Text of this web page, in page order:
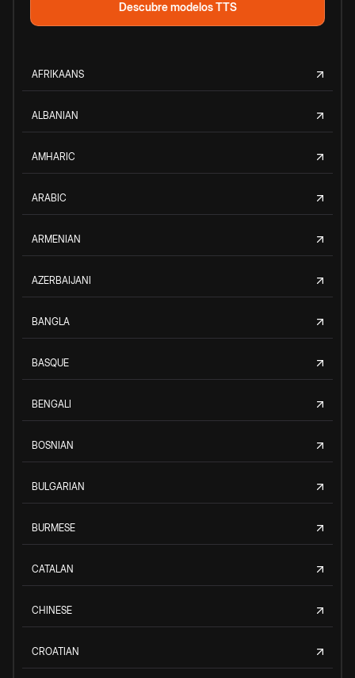
Descubre modelos TTS
AFRIKAANS
ALBANIAN
AMHARIC
ARABIC
ARMENIAN
AZERBAIJANI
BANGLA
BASQUE
BENGALI
BOSNIAN
BULGARIAN
BURMESE
CATALAN
CHINESE
CROATIAN